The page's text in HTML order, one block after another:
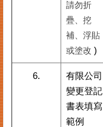
請勿折
疊、挖
補、浮貼
或塗改 )
6.
有限公司
變更登記
書表填寫
範例